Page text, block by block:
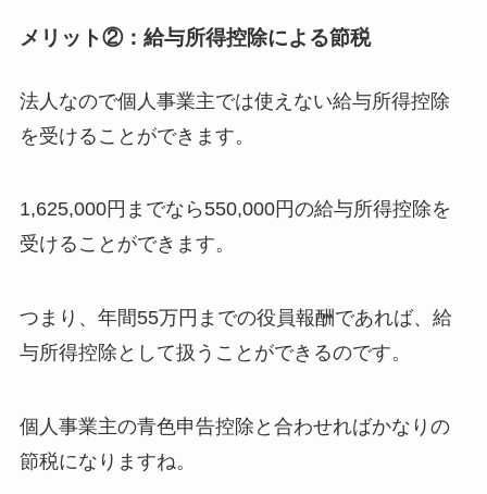
メリット②：給与所得控除による節税
法人なので個人事業主では使えない給与所得控除
を受けることができます。
1,625,000円までなら550,000円の給与所得控除を
受けることができます。
つまり、年間55万円までの役員報酬であれば、給
与所得控除として扱うことができるのです。
個人事業主の青色申告控除と合わせればかなりの
節税になりますね。